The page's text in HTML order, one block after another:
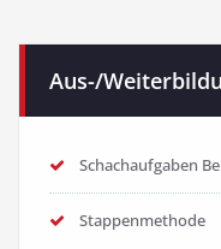
Aus-/
Schachaufgaben
Stappenmethode